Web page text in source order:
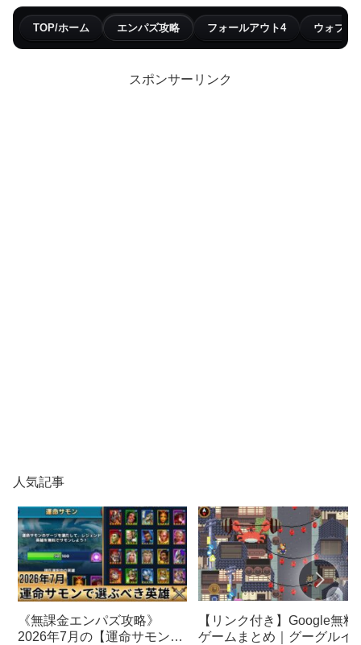
TOP/ホーム エンパズ攻略 フォールアウト4 ウォブリ
スポンサーリンク
人気記事
《無課金エンパズ攻略》
2026年7月の【運命サモン】
【リンク付き】Google無料
ゲームまとめ｜グーグルイ